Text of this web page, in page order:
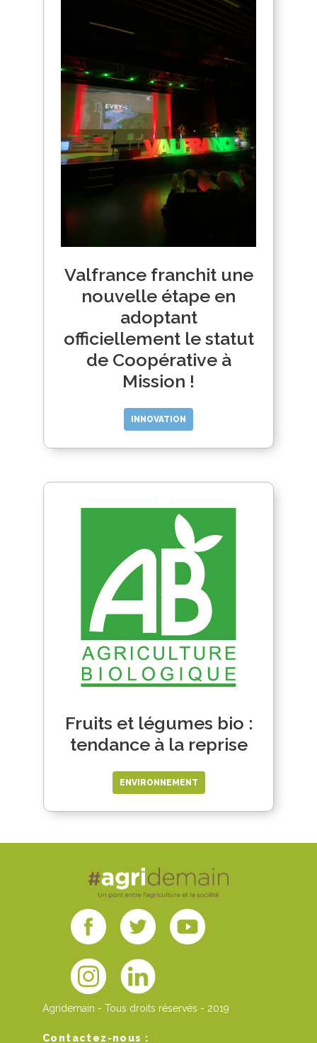
Valfrance franchit une
nouvelle étape en
adoptant
officiellement le statut
de Coopérative à
Mission !
INNOVATION
Fruits et légumes bio :
tendance à la reprise
ENVIRONNEMENT
Agridemain - Tous droits réservés - 2019
Contactez-nous :